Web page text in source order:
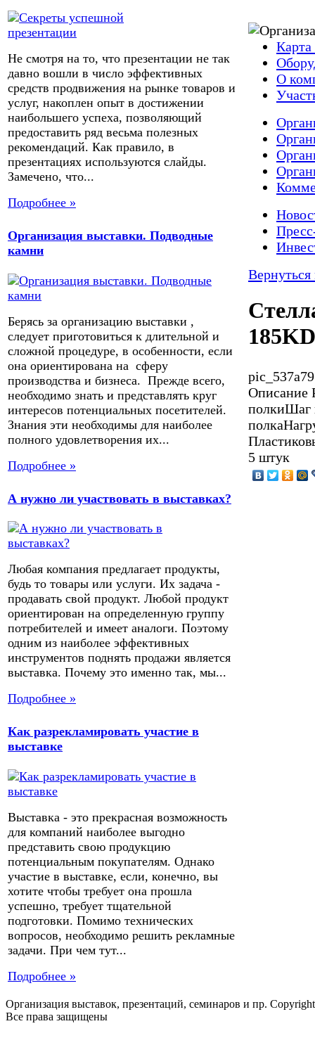
Не смотря на то, что презентации не так
давно вошли в число эффективных
средств продвижения на рынке товаров и
услуг, накоплен опыт в достижении
наибольшего успеха, позволяющий
предоставить ряд весьма полезных
рекомендаций. Как правило, в
презентациях используются слайды.
Замечено, что...
Подробнее »
Организация выставки. Подводные
камни
Берясь за организацию выставки ,
следует приготовиться к длительной и
сложной процедуре, в особенности, если
она ориентирована на сферу
производства и бизнеса. Прежде всего,
необходимо знать и представлять круг
интересов потенциальных посетителей.
Знания эти необходимы для наиболее
полного удовлетворения их...
Подробнее »
А нужно ли участвовать в выставках?
Любая компания предлагает продукты,
будь то товары или услуги. Их задача -
продавать свой продукт. Любой продукт
ориентирован на определенную группу
потребителей и имеет аналоги. Поэтому
одним из наиболее эффективных
инструментов поднять продажи является
выставка. Почему это именно так, мы...
Подробнее »
Как разрекламировать участие в
выставке
Выставка - это прекрасная возможность
для компаний наиболее выгодно
представить свою продукцию
потенциальным покупателям. Однако
участие в выставке, если, конечно, вы
хотите чтобы требует она прошла
успешно, требует тщательной
подготовки. Помимо технических
вопросов, необходимо решить рекламные
задачи. При чем тут...
Подробнее »
Карта
О
Описание
полкиШаг
5 штук
Организация выставок, презентаций, семинаров и пр.
Все права защищены